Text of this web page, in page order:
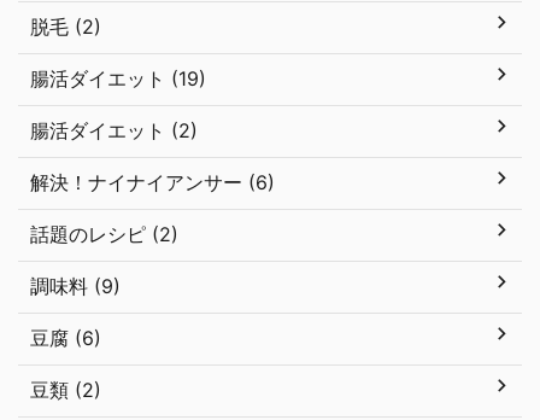
脱毛 (2)
腸活ダイエット (19)
腸活ダイエット (2)
解決！ナイナイアンサー (6)
話題のレシピ (2)
調味料 (9)
豆腐 (6)
豆類 (2)